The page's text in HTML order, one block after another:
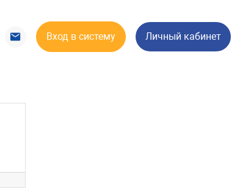
Вход в систему Личный кабинет